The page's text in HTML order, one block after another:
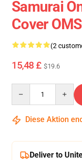
Samurai
Cover
(2
15,48 £ $19.6
Diese Aktion
Deliver to